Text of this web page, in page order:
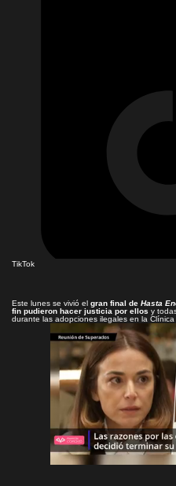
TikTok
Este lunes se vivió el gran final de Hasta
fin pudieron hacer justicia por ellos y
durante las adopciones ilegales en la Clínica